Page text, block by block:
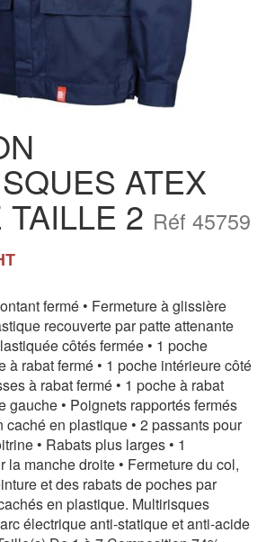
ATEX
2 Réf 45759
fermé • Fermeture à glissière
recouverte par patte attenante
côtés fermée • 1 poche
à rabat fermé • 1 poche intérieure côté
à rabat fermé • 1 poche à rabat
gauche • Poignets rapportés fermés
en plastique • 2 passants pour
• Rabats plus larges • 1
la manche droite • Fermeture du col,
et des rabats de poches par
en plastique. Multirisques
électrique anti-statique et anti-acide